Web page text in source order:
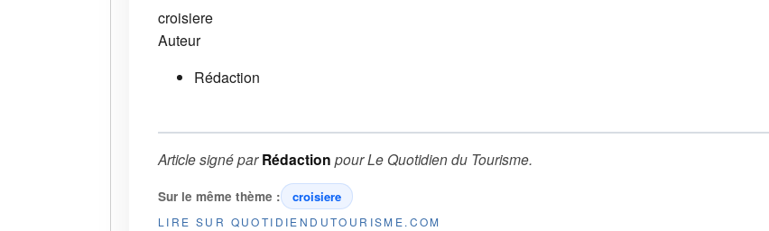
croisiere
Auteur
Rédaction
Article signé parRédaction pourLe Quotidien du Tourisme.
Sur le même thème : croisiere
LIRE SUR QUOTIDIENDUTOURISME.COM